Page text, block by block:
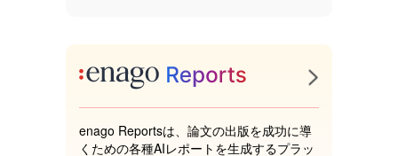
enago Reportsは、論文の出版を成功に導
くための各種AIレポートを生成するプラッ